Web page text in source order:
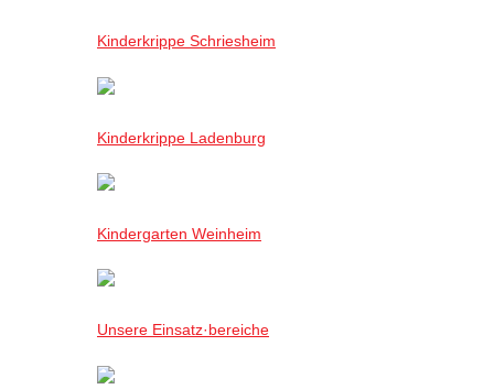
Kinderkrippe Schriesheim
Kinderkrippe Ladenburg
Kindergarten Weinheim
Unsere Einsatz·bereiche